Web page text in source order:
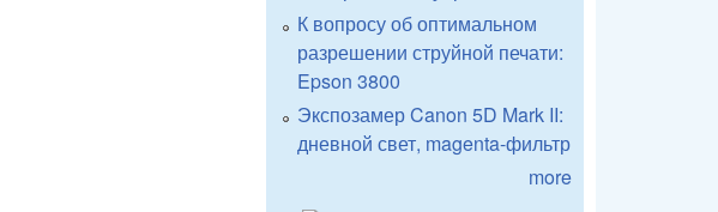
К вопросу об оптимальном
разрешении струйной печати:
Epson 3800
Экспозамер Canon 5D Mark II:
дневной свет, magenta-фильтр
more